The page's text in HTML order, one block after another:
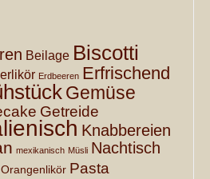
Beilage Biscotti
Erdbeeren Erfrischend
Gemüse
Getreide
Knabbereien
mexikanisch Müsli Nachtisch
Orangenlikör Pasta